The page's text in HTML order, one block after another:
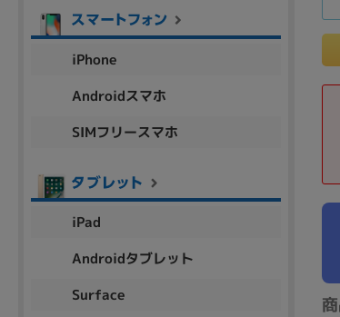
iPhone
Androidスマホ
SIMフリースマホ
iPad
Androidタブレット
Surface
人気の検索ワード：Let's note EliteBook
商品シリーズ名・ブランド名の絞り込み。
aspire Inspiron
商品の搭載機能による絞り込み